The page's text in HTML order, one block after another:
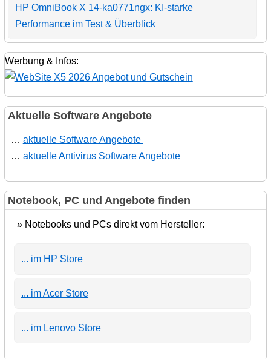
HP OmniBook X 14-ka0771ngx: KI-starke
Performance im Test & Überblick
Werbung & Infos:
Aktuelle Software Angebote
… aktuelle Software Angebote
… aktuelle Antivirus Software Angebote
Notebook, PC und Angebote finden
» Notebooks und PCs direkt vom Hersteller:
... im HP Store
... im Acer Store
... im Lenovo Store